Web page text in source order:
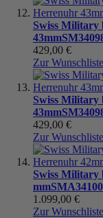
Swiss Military
43mm
429,00 €
Zur
Swiss Military
43mm
429,00 €
Zur
Swiss Military
mm
1.099,00 €
Zur